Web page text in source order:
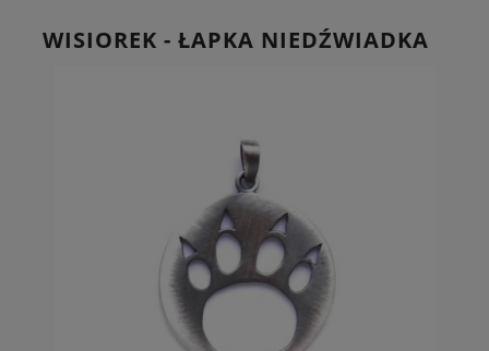
WISIOREK - ŁAPKA NIEDŹWIADKA